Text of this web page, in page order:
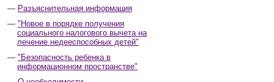
Разъяснительная информация
"Новое в порядке получения
социального налогового вычета на
лечение недееспособных детей"
"Безопасность ребенка в
информационном пространстве"